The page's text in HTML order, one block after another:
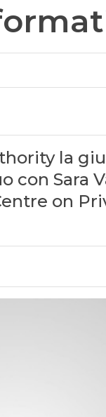
la
con Sara
on